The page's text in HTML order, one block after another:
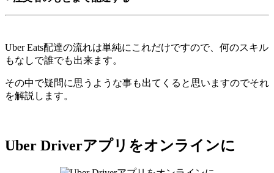
Uber Eats配達の流れは単純にこれだけですので、何のスキル
もなしで誰でも出来ます。
その中で疑問に思うような事も出てくると思いますのでそれ
を解説します。
Uber Driverアプリをオンラインに